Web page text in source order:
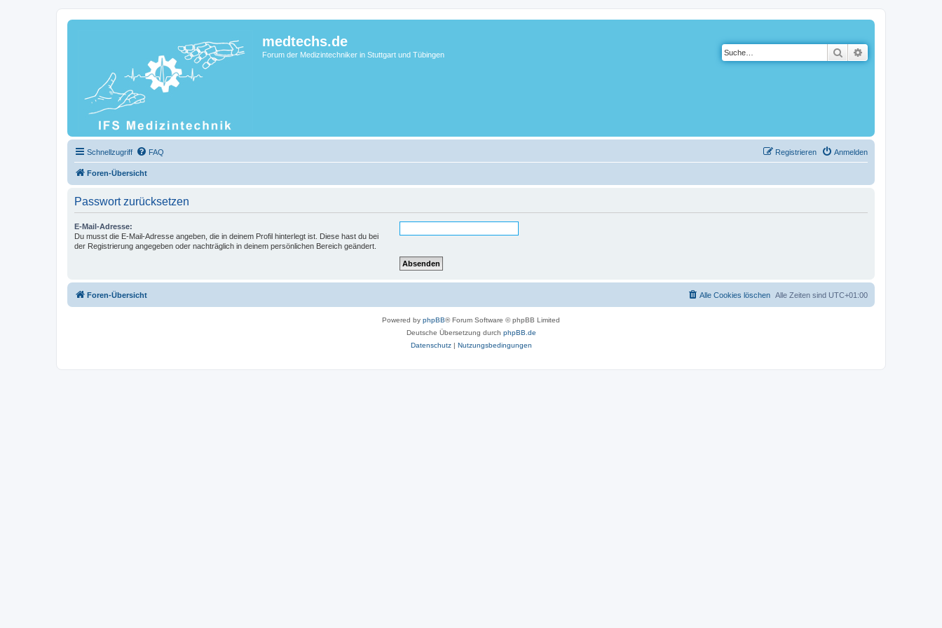
medtechs.de
Forum der Medizintechniker in Stuttgart und Tübingen Suche
Schnellzugriff FAQ Anmelden
Registrieren
Foren-Übersicht
Passwort zurücksetzen
E-Mail-Adresse:
Du musst die E-Mail-Adresse angeben, die in deinem Profil hinterlegt ist. Diese hast du bei
der Registrierung angegeben oder nachträglich in deinem persönlichen Bereich geändert.
Foren-Übersicht Alle Zeiten sind UTC+01:00
Alle Cookies löschen
Powered by phpBB® Forum Software © phpBB Limited
Deutsche Übersetzung durch phpBB.de
Datenschutz| Nutzungsbedingungen